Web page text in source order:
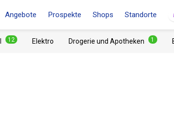
Angebote Prospekte Shops Standorte
12 Elektro Drogerie und Apotheken 1